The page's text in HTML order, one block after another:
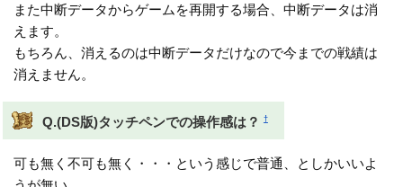
また中断データからゲームを再開する場合、中断データは消
えます。
もちろん、消えるのは中断データだけなので今までの戦績は
消えません。
Q.(DS版)タッチペンでの操作感は？ †
可も無く不可も無く・・・という感じで普通、としかいいよ